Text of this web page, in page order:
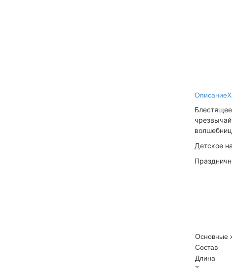
Описание
Детское
Основные
Состав
Длина